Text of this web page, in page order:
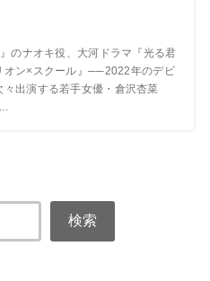
のナオキ役、大河ドラマ『光る君
オン×スクール』──2022年のデビ
出演する若手女優・倉沢杏菜
検索